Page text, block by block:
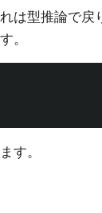
は型推論で
。
す。